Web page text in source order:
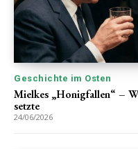
Geschichte im Osten
Mielkes „Honigfallen“ –
setzte
24/06/2026